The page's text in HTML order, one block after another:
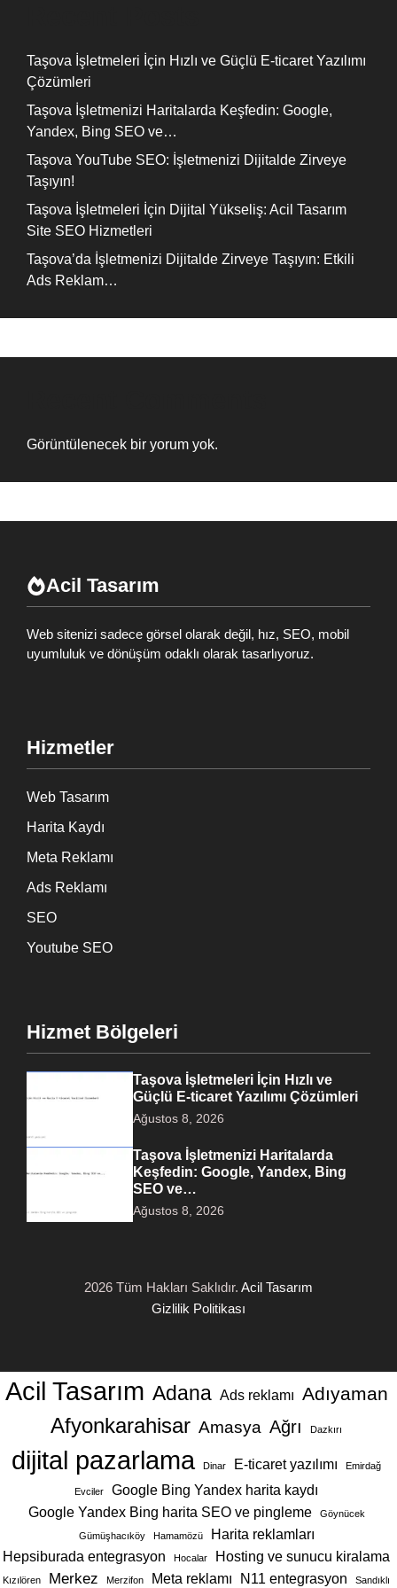
Taşova İşletmeleri İçin Hızlı ve Güçlü E-ticaret Yazılımı
Çözümleri
Taşova İşletmenizi Haritalarda Keşfedin: Google,
Yandex, Bing SEO ve…
Taşova YouTube SEO: İşletmenizi Dijitalde Zirveye
Taşıyın!
Taşova İşletmeleri İçin Dijital Yükseliş: Acil Tasarım
Site SEO Hizmetleri
Taşova’da İşletmenizi Dijitalde Zirveye Taşıyın: Etkili
Ads Reklam…
Görüntülenecek bir yorum yok.
Acil Tasarım
Web sitenizi sadece görsel olarak değil, hız, SEO, mobil
uyumluluk ve dönüşüm odaklı olarak tasarlıyoruz.
Hizmetler
Web Tasarım
Harita Kaydı
Meta Reklamı
Ads Reklamı
SEO
Youtube SEO
Hizmet Bölgeleri
Taşova İşletmeleri İçin Hızlı ve
Güçlü E-ticaret Yazılımı Çözümleri
Ağustos 8, 2026
Taşova İşletmenizi Haritalarda
Keşfedin: Google, Yandex, Bing
SEO ve…
Ağustos 8, 2026
2026 Tüm Hakları Saklıdır. Acil Tasarım
Gizlilik Politikası
Acil Tasarım Adana Ads reklamı Adıyaman
Afyonkarahisar Amasya Ağrı Dazkırı
dijital pazarlama Dinar E-ticaret yazılımı Emirdağ
Evciler
Google Bing Yandex harita kaydı
Google Yandex Bing harita SEO ve pingleme
Göynücek
Gümüşhacıköy Hamamözü
Harita reklamları
Hepsiburada entegrasyon
Hocalar Hosting ve sunucu kiralama
Kızılören Merkez Merzifon Meta reklamı N11 entegrasyon Sandıklı